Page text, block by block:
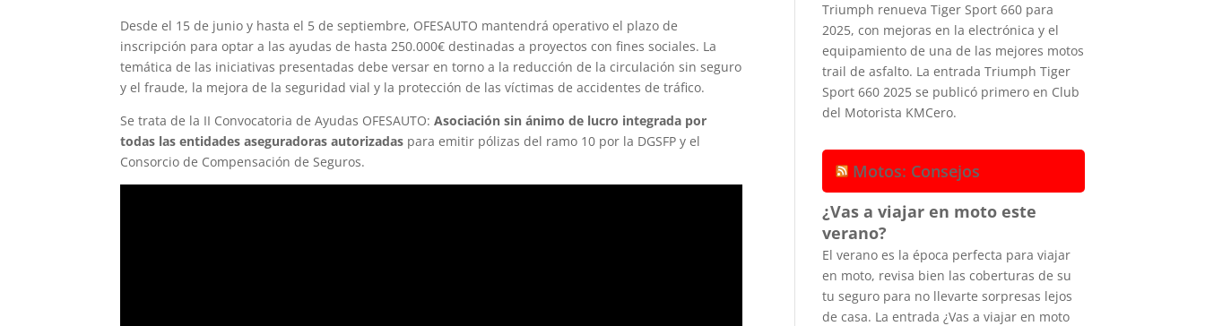
Desde el 15 de junio y hasta el 5 de septiembre, OFESAUTO mantendrá operativo el plazo de
inscripción para optar a las ayudas de hasta 250.000€ destinadas a proyectos con fines sociales. La
temática de las iniciativas presentadas debe versar en torno a la reducción de la circulación sin seguro
y el fraude, la mejora de la seguridad vial y la protección de las víctimas de accidentes de tráfico.
Se trata de la II Convocatoria de Ayudas OFESAUTO:Asociación sin ánimo de lucro integrada por
todas las entidades aseguradoras autorizadas para emitir pólizas del ramo 10 por la DGSFP y el
Consorcio de Compensación de Seguros.
Triumph renueva Tiger Sport 660 para
2025, con mejoras en la electrónica y el
equipamiento de una de las mejores motos
trail de asfalto. La entrada Triumph Tiger
Sport 660 2025 se publicó primero en Club
del Motorista KMCero.
Motos: Consejos
¿Vas a viajar en moto este
verano?
El verano es la época perfecta para viajar
en moto, revisa bien las coberturas de su
tu seguro para no llevarte sorpresas lejos
de casa. La entrada ¿Vas a viajar en moto